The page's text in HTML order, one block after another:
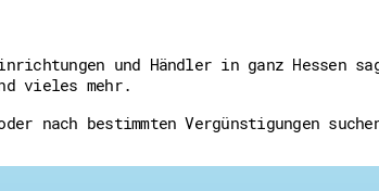
und Händler in ganz Hessen
vieles mehr.
nach bestimmten Vergünstigungen